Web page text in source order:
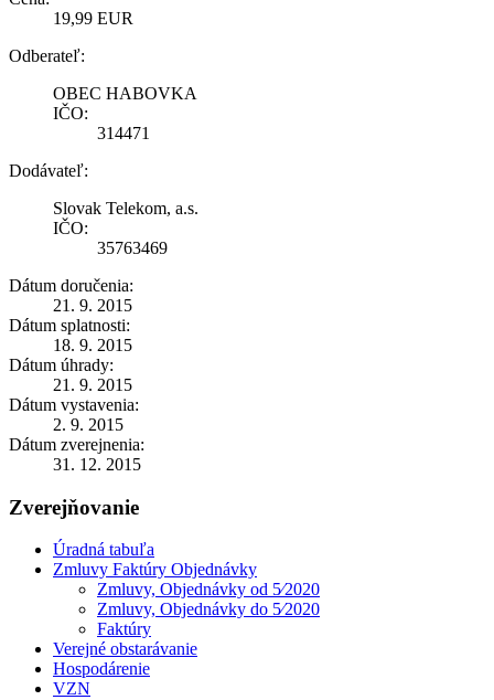
19,99 EUR
Odberateľ:
OBEC HABOVKA
IČO:
314471
Dodávateľ:
Slovak Telekom, a.s.
IČO:
35763469
Dátum doručenia:
21. 9. 2015
Dátum splatnosti:
18. 9. 2015
Dátum úhrady:
21. 9. 2015
Dátum vystavenia:
2. 9. 2015
Dátum zverejnenia:
31. 12. 2015
Zverejňovanie
Úradná tabuľa
Zmluvy Faktúry Objednávky
Zmluvy, Objednávky od 5⁄2020
Zmluvy, Objednávky do 5⁄2020
Faktúry
Verejné obstarávanie
Hospodárenie
VZN